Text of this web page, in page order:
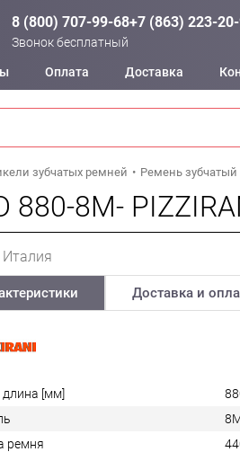
8 (800) 707-99-68+7 (863) 223-
Звонок бесплатный
Оплата Доставка
зубчатых ремней Ремень зубчатый
880-8M-
Италия
Доставка и
длина [мм]
ремня